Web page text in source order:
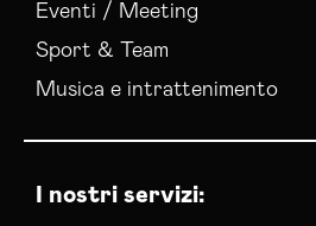
Eventi / Meeting
Sport & Team
Musica e intrattenimento
I nostri servizi: